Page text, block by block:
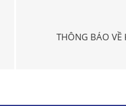
THÔNG BÁO VỀ